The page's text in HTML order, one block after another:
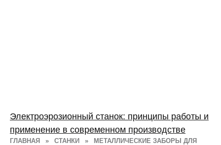
ГЛАВНАЯ » СТАНКИ »
МЕТАЛЛИЧЕСКИЕ ЗАБОРЫ ДЛЯ
Электроэрозионный станок: принципы работы и
применение в современном производстве